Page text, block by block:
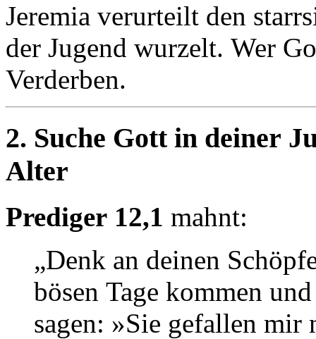
Jeremia verurteilt den
der Jugend wurzelt. Wer
Verderben.
2. Suche Gott in deiner
Alter
Prediger 12,1 mahnt:
„Denk an deinen
bösen Tage kommen
sagen: »Sie gefallen mir